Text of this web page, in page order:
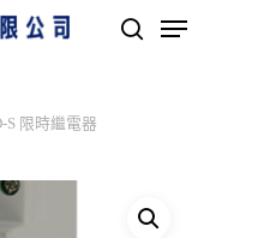
Menu
S 限時繼電器